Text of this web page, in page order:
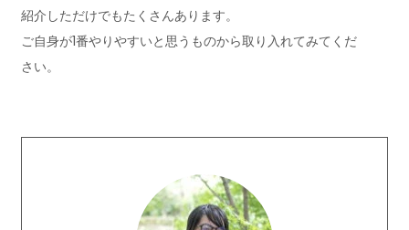
紹介しただけでもたくさんあります。
ご自身が1番やりやすいと思うものから取り入れてみてくだ
さい。